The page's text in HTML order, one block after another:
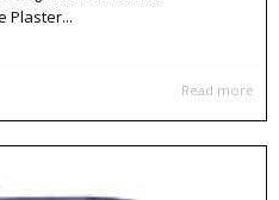
Plaster...
Read more